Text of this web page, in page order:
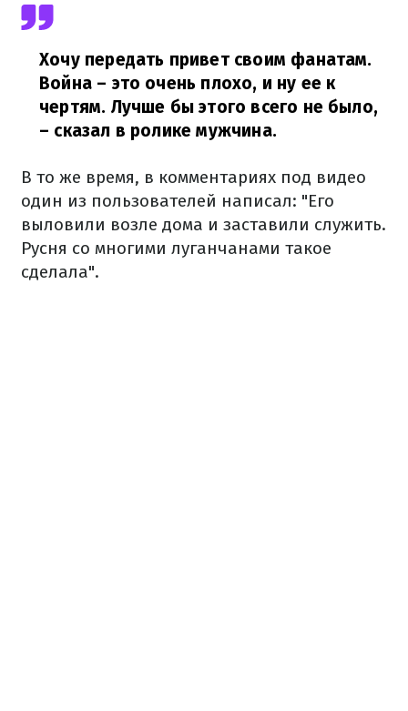
Хочу передать привет своим фанатам.
Война – это очень плохо, и ну ее к
чертям. Лучше бы этого всего не было,
– сказал в ролике мужчина.
В то же время, в комментариях под видео
один из пользователей написал: "Его
выловили возле дома и заставили служить.
Русня со многими луганчанами такое
сделала".